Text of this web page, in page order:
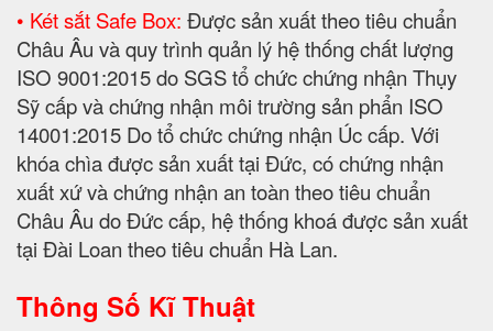
• Két sắt Safe Box: Được sản xuất theo tiêu chuẩn
Châu Âu và quy trình quản lý hệ thống chất lượng
ISO 9001:2015 do SGS tổ chức chứng nhận Thụy
Sỹ cấp và chứng nhận môi trường sản phẩn ISO
14001:2015 Do tổ chức chứng nhận Úc cấp. Với
khóa chìa được sản xuất tại Đức, có chứng nhận
xuất xứ và chứng nhận an toàn theo tiêu chuẩn
Châu Âu do Đức cấp, hệ thống khoá được sản xuất
tại Đài Loan theo tiêu chuẩn Hà Lan.
Thông Số Kĩ Thuật